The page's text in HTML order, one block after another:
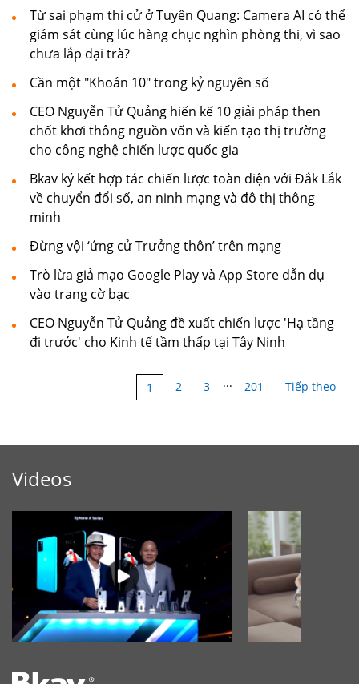
Từ sai phạm thi cử ở Tuyên Quang: Camera AI có thể
giám sát cùng lúc hàng chục nghìn phòng thi, vì sao
chưa lắp đại trà?
Cần một "Khoán 10" trong kỷ nguyên số
CEO Nguyễn Tử Quảng hiến kế 10 giải pháp then
chốt khơi thông nguồn vốn và kiến tạo thị trường
cho công nghệ chiến lược quốc gia
Bkav ký kết hợp tác chiến lược toàn diện với Đắk Lắk
về chuyển đổi số, an ninh mạng và đô thị thông
minh
Đừng vội ‘ứng cử Trưởng thôn’ trên mạng
Trò lừa giả mạo Google Play và App Store dẫn dụ
vào trang cờ bạc
CEO Nguyễn Tử Quảng đề xuất chiến lược 'Hạ tầng
đi trước' cho Kinh tế tầm thấp tại Tây Ninh
1 2 3 ... 201 Tiếp theo
Videos